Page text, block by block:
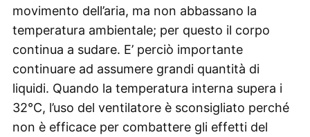
movimento dell’aria, ma non abbassano la
temperatura ambientale; per questo il corpo
continua a sudare. E’ perciò importante
continuare ad assumere grandi quantità di
liquidi. Quando la temperatura interna supera i
32°C, l’uso del ventilatore è sconsigliato perché
non è efficace per combattere gli effetti del